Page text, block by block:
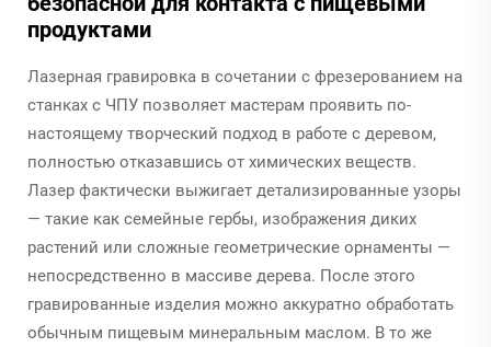
продуктами
Лазерная гравировка в сочетании с фрезерованием на
станках с ЧПУ позволяет мастерам проявить по-
настоящему творческий подход в работе с деревом,
полностью отказавшись от химических веществ.
Лазер фактически выжигает детализированные узоры
— такие как семейные гербы, изображения диких
растений или сложные геометрические орнаменты —
непосредственно в массиве дерева. После этого
гравированные изделия можно аккуратно обработать
обычным пищевым минеральным маслом. В то же